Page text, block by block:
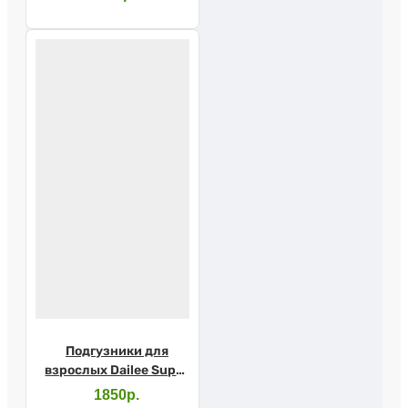
Подгузники для
взрослых Dailee Super
Extra Large №30
1850р.